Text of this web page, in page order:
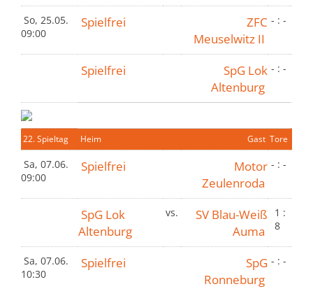
So, 25.05.
09:00
Spielfrei
ZFC
Meuselwitz II
- : -
Spielfrei
SpG Lok
Altenburg
- : -
22. Spieltag Heim Gast Tore
Sa, 07.06.
09:00
Spielfrei
Motor
Zeulenroda
- : -
SpG Lok
Altenburg
vs.
SV Blau-Weiß
Auma
1 :
8
Sa, 07.06.
10:30
Spielfrei
SpG
Ronneburg
- : -